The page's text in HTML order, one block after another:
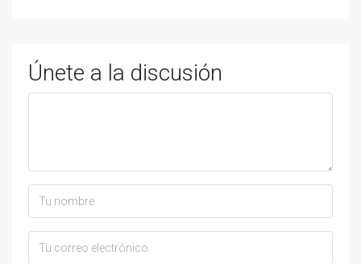
Únete a la discusión